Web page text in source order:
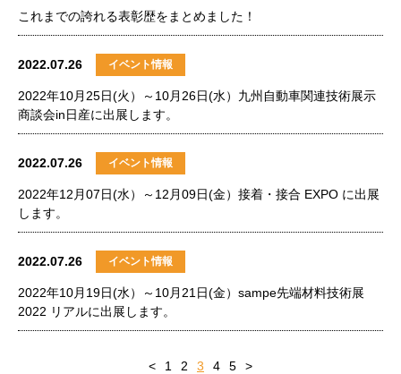
これまでの誇れる表彰歴をまとめました！
2022.07.26 イベント情報
2022年10月25日(火）～10月26日(水）九州自動車関連技術展示
商談会in日産に出展します。
2022.07.26 イベント情報
2022年12月07日(水）～12月09日(金）接着・接合 EXPO に出展
します。
2022.07.26 イベント情報
2022年10月19日(水）～10月21日(金）sampe先端材料技術展
2022 リアルに出展します。
< 1 2 3 4 5 >